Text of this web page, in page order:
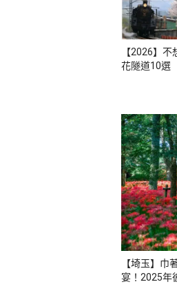
【2026】
花隧道10選
【埼玉】巾
宴！2025年